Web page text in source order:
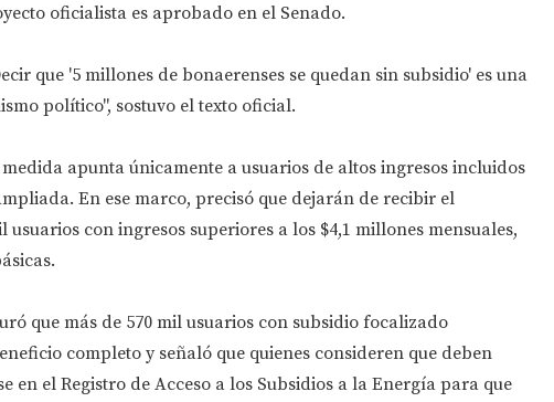
oficialista es aprobado en el Senado.
que '5 millones de bonaerenses se quedan sin subsidio' es una
político", sostuvo el texto oficial.
apunta únicamente a usuarios de altos ingresos incluidos
En ese marco, precisó que dejarán de recibir el
con ingresos superiores a los $4,1 millones mensuales,
que más de 570 mil usuarios con subsidio focalizado
completo y señaló que quienes consideren que deben
en el Registro de Acceso a los Subsidios a la Energía para que